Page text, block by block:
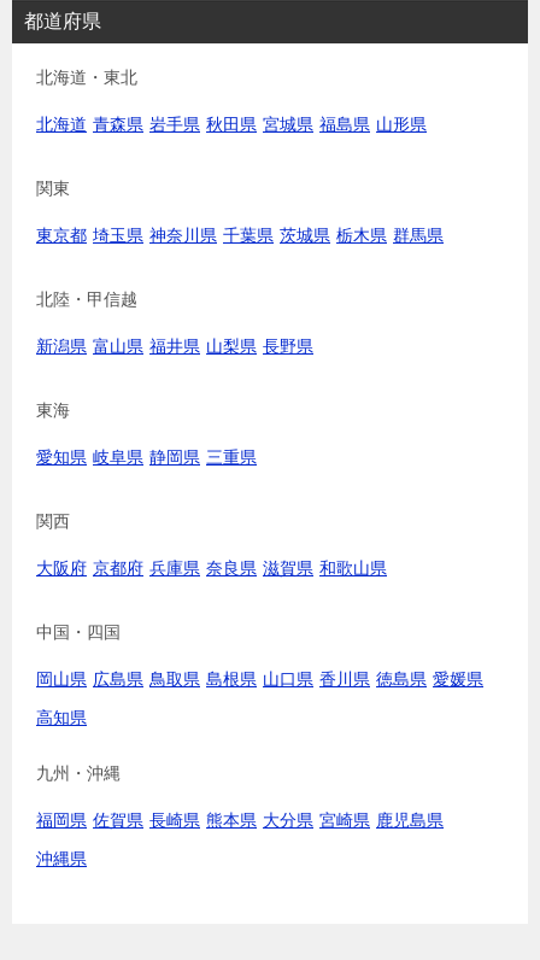
都道府県
北海道・東北
北海道 青森県 岩手県 秋田県 宮城県 福島県 山形県
関東
東京都 埼玉県 神奈川県 千葉県 茨城県 栃木県 群馬県
北陸・甲信越
新潟県 富山県 福井県 山梨県 長野県
東海
愛知県 岐阜県 静岡県 三重県
関西
大阪府 京都府 兵庫県 奈良県 滋賀県 和歌山県
中国・四国
岡山県 広島県 鳥取県 島根県 山口県 香川県 徳島県 愛媛県
高知県
九州・沖縄
福岡県 佐賀県 長崎県 熊本県 大分県 宮崎県 鹿児島県
沖縄県